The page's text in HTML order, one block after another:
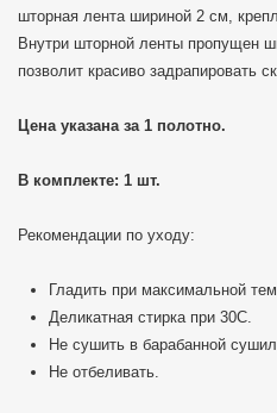
шторная лента шириной 2 см,
Внутри шторной ленты пропущен
позволит красиво задрапировать
Цена указана за 1 полотно.
В комплекте: 1 шт.
Рекомендации по уходу:
Гладить при максимальной
Деликатная стирка при 30С.
Не сушить в барабанной
Не отбеливать.